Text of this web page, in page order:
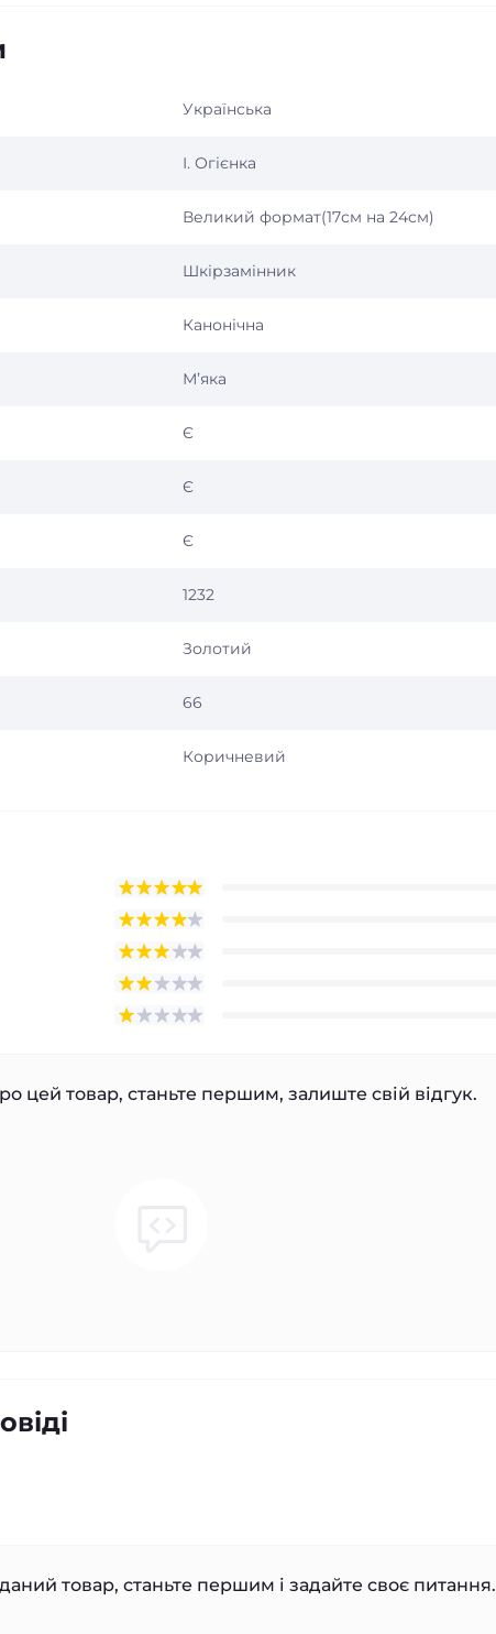
Українська
І. Огієнка
Великий формат(17см на 24см)
Шкірзамінник
Канонічна
Мʼяка
Є
Є
Є
1232
Золотий
66
Коричневий
цей товар, станьте першим, залиште свій відгук.
товар, станьте першим і задайте своє питання.